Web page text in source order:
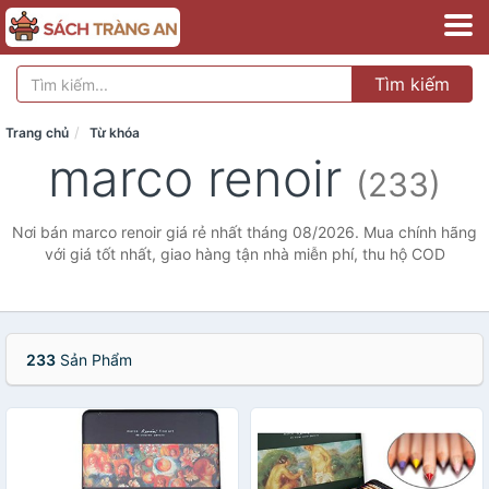
Tìm kiếm
Trang chủ Từ khóa
marco renoir (233)
Nơi bán marco renoir giá rẻ nhất tháng 08/2026. Mua chính hãng
với giá tốt nhất, giao hàng tận nhà miễn phí, thu hộ COD
233 Sản Phẩm